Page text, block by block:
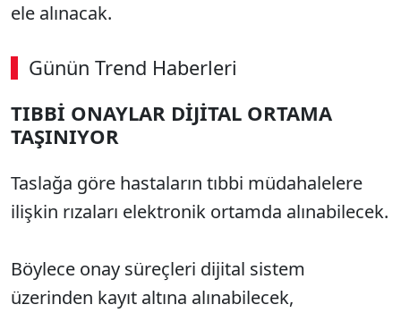
ele alınacak.
Günün Trend Haberleri
TIBBİ ONAYLAR DİJİTAL ORTAMA
TAŞINIYOR
Taslağa göre hastaların tıbbi müdahalelere
ilişkin rızaları elektronik ortamda alınabilecek.
Böylece onay süreçleri dijital sistem
üzerinden kayıt altına alınabilecek,